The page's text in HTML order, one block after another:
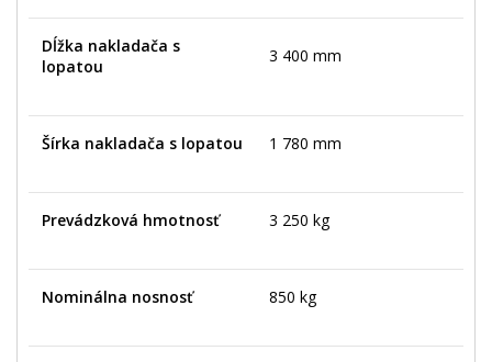
Dĺžka nakladača s
lopatou
3 400 mm
Šírka nakladača s lopatou 1 780 mm
Prevádzková hmotnosť 3 250 kg
Nominálna nosnosť 850 kg